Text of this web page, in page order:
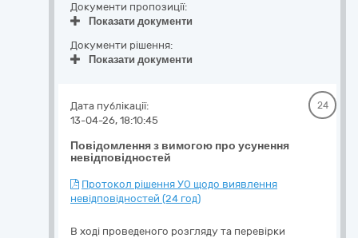
Документи пропозиції:
Показати документи
Документи рішення:
Показати документи
Повідомлення з вимогою про усунення
невідповідностей
Дата публікації:
13-04-26, 18:10:45
24
Протокол рішення УО щодо виявлення
невідповідностей (24 год)
В ході проведеного розгляду та перевірки